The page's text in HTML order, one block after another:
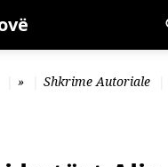
» Shkrime Autoriale